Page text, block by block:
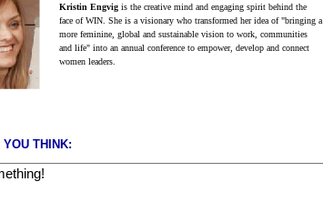
Kristin Engvigis the creative mind and engaging spirit behind the
face of WIN. She is a visionary who transformed her idea of "bringing a
more feminine, global and sustainable vision to work, communities
and life" into an annual conference to empower, develop and connect
women leaders.
THINK: